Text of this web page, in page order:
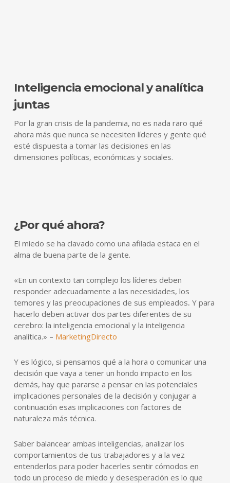
Inteligencia emocional y analítica
juntas
Por la gran crisis de la pandemia, no es nada raro qué
ahora más que nunca se necesiten líderes y gente qué
esté dispuesta a tomar las decisiones en las
dimensiones políticas, económicas y sociales.
¿Por qué ahora?
El miedo se ha clavado como una afilada estaca en el
alma de buena parte de la gente.
«En un contexto tan complejo los líderes deben
responder adecuadamente a las necesidades, los
temores y las preocupaciones de sus empleados. Y para
hacerlo deben activar dos partes diferentes de su
cerebro: la inteligencia emocional y la inteligencia
analítica.» – MarketingDirecto
Y es lógico, si pensamos qué a la hora o comunicar una
decisión que vaya a tener un hondo impacto en los
demás, hay que pararse a pensar en las potenciales
implicaciones personales de la decisión y conjugar a
continuación esas implicaciones con factores de
naturaleza más técnica.
Saber balancear ambas inteligencias, analizar los
comportamientos de tus trabajadores y a la vez
entenderlos para poder hacerles sentir cómodos en
todo un proceso de miedo y desesperación es lo que